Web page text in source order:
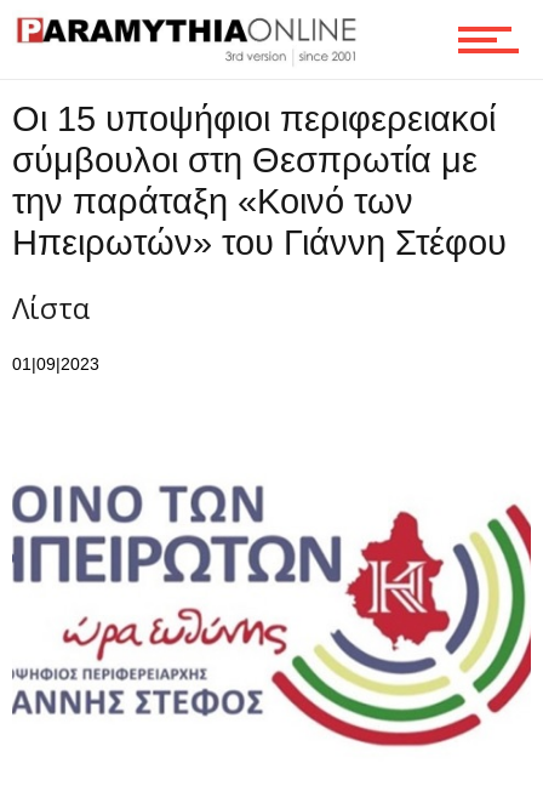
Οι 15 υποψήφιοι περιφερειακοί
σύμβουλοι στη Θεσπρωτία με
την παράταξη «Κοινό των
Ηπειρωτών» του Γιάννη Στέφου
Λίστα
01|09|2023